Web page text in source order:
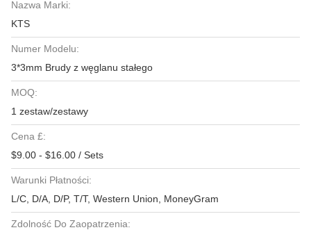
Nazwa Marki:
KTS
Numer Modelu:
3*3mm Brudy z węglanu stałego
MOQ:
1 zestaw/zestawy
Cena £:
$9.00 - $16.00 / Sets
Warunki Płatności:
L/C, D/A, D/P, T/T, Western Union, MoneyGram
Zdolność Do Zaopatrzenia: